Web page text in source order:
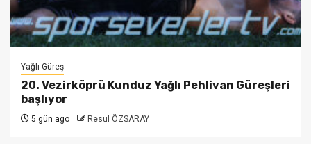
Yağlı Güreş
20. Vezirköprü Kunduz Yağlı Pehlivan Güreşleri
başlıyor
5 gün ago Resul ÖZSARAY